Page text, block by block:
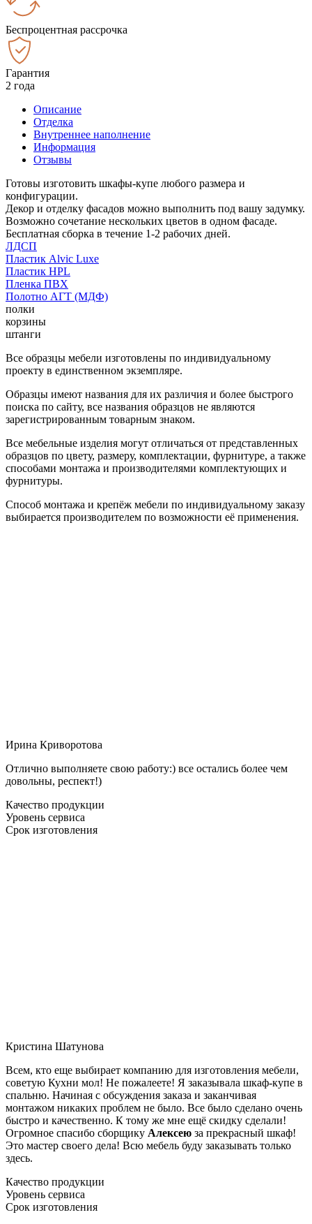
Беспроцентная рассрочка
Гарантия
2 года
Описание
Отделка
Внутреннее наполнение
Информация
Отзывы
Готовы изготовить шкафы-купе любого размера и
конфигурации.
Декор и отделку фасадов можно выполнить под вашу задумку.
Возможно сочетание нескольких цветов в одном фасаде.
Бесплатная сборка в течение 1-2 рабочих дней.
ЛДСП
Пластик Alvic Luxe
Пластик HPL
Пленка ПВХ
Полотно АГТ (МДФ)
полки
корзины
штанги
Все образцы мебели изготовлены по индивидуальному
проекту в единственном экземпляре.
Образцы имеют названия для их различия и более быстрого
поиска по сайту, все названия образцов не являются
зарегистрированным товарным знаком.
Все мебельные изделия могут отличаться от представленных
образцов по цвету, размеру, комплектации, фурнитуре, а также
способами монтажа и производителями комплектующих и
фурнитуры.
Способ монтажа и крепёж мебели по индивидуальному заказу
выбирается производителем по возможности её применения.
Ирина Криворотова
Отлично выполняете свою работу:) все остались более чем
довольны, респект!)
Качество продукции
Уровень сервиса
Срок изготовления
Кристина Шатунова
Всем, кто еще выбирает компанию для изготовления мебели,
советую Кухни мол! Не пожалеете! Я заказывала шкаф-купе в
спальню. Начиная с обсуждения заказа и заканчивая
монтажом никаких проблем не было. Все было сделано очень
быстро и качественно. К тому же мне ещё скидку сделали!
Огромное спасибо сборщику Алексею за прекрасный шкаф!
Это мастер своего дела! Всю мебель буду заказывать только
здесь.
Качество продукции
Уровень сервиса
Срок изготовления